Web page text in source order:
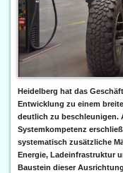
Heidelberg hat das
Entwicklung zu einem
deutlich zu beschleunigen.
Systemkompetenz
systematisch zusätzliche
Energie, Ladeinfrastruktur
Baustein dieser